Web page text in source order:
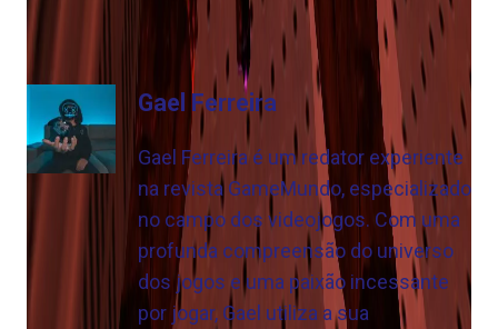
Gael Ferreira
Gael Ferreira é um redator experiente
na revista GameMundo, especializado
no campo dos videojogos. Com uma
profunda compreensão do universo
dos jogos e uma paixão incessante
por jogar, Gael utiliza a sua